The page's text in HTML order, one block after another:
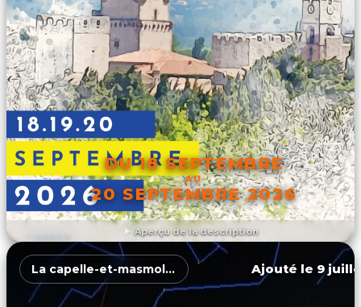
Aperçu de la description
DU 18 SEPTEMBRE
AU
20 SEPTEMBRE 2026
DÉCOUVRIR L'ÉVÉNEMENT
La capelle-et-masmolène Ajouté le 9